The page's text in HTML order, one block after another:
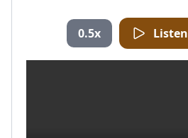
0.5x Listen